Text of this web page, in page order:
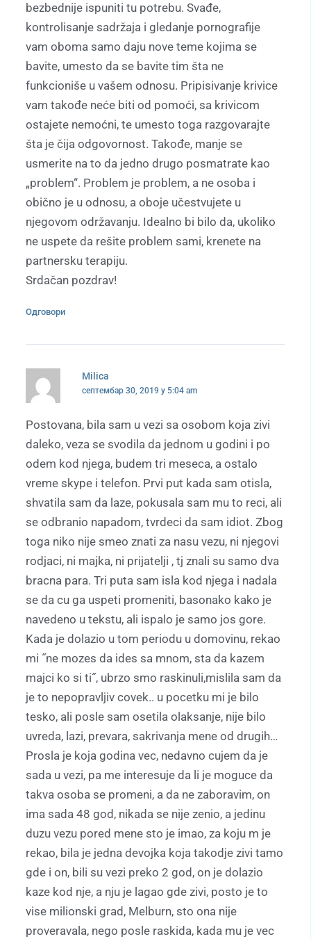
bezbednije ispuniti tu potrebu. Svađe,
kontrolisanje sadržaja i gledanje pornografije
vam oboma samo daju nove teme kojima se
bavite, umesto da se bavite tim šta ne
funkcioniše u vašem odnosu. Pripisivanje krivice
vam takođe neće biti od pomoći, sa krivicom
ostajete nemoćni, te umesto toga razgovarajte
šta je čija odgovornost. Takođe, manje se
usmerite na to da jedno drugo posmatrate kao
„problem“. Problem je problem, a ne osoba i
obično je u odnosu, a oboje učestvujete u
njegovom održavanju. Idealno bi bilo da, ukoliko
ne uspete da rešite problem sami, krenete na
partnersku terapiju.
Srdačan pozdrav!
Одговори
Milica
септембар 30, 2019 у 5:04 am
Postovana, bila sam u vezi sa osobom koja zivi
daleko, veza se svodila da jednom u godini i po
odem kod njega, budem tri meseca, a ostalo
vreme skype i telefon. Prvi put kada sam otisla,
shvatila sam da laze, pokusala sam mu to reci, ali
se odbranio napadom, tvrdeci da sam idiot. Zbog
toga niko nije smeo znati za nasu vezu, ni njegovi
rodjaci, ni majka, ni prijatelji , tj znali su samo dva
bracna para. Tri puta sam isla kod njega i nadala
se da cu ga uspeti promeniti, basonako kako je
navedeno u tekstu, ali ispalo je samo jos gore.
Kada je dolazio u tom periodu u domovinu, rekao
mi ˝ne mozes da ides sa mnom, sta da kazem
majci ko si ti˝, ubrzo smo raskinuli,mislila sam da
je to nepopravljiv covek.. u pocetku mi je bilo
tesko, ali posle sam osetila olaksanje, nije bilo
uvreda, lazi, prevara, sakrivanja mene od drugih…
Prosla je koja godina vec, nedavno cujem da je
sada u vezi, pa me interesuje da li je moguce da
takva osoba se promeni, a da ne zaboravim, on
ima sada 48 god, nikada se nije zenio, a jedinu
duzu vezu pored mene sto je imao, za koju m je
rekao, bila je jedna devojka koja takodje zivi tamo
gde i on, bili su vezi preko 2 god, on je dolazio
kaze kod nje, a nju je lagao gde zivi, posto je to
vise milionski grad, Melburn, sto ona nije
proveravala, nego posle raskida, kada mu je vec